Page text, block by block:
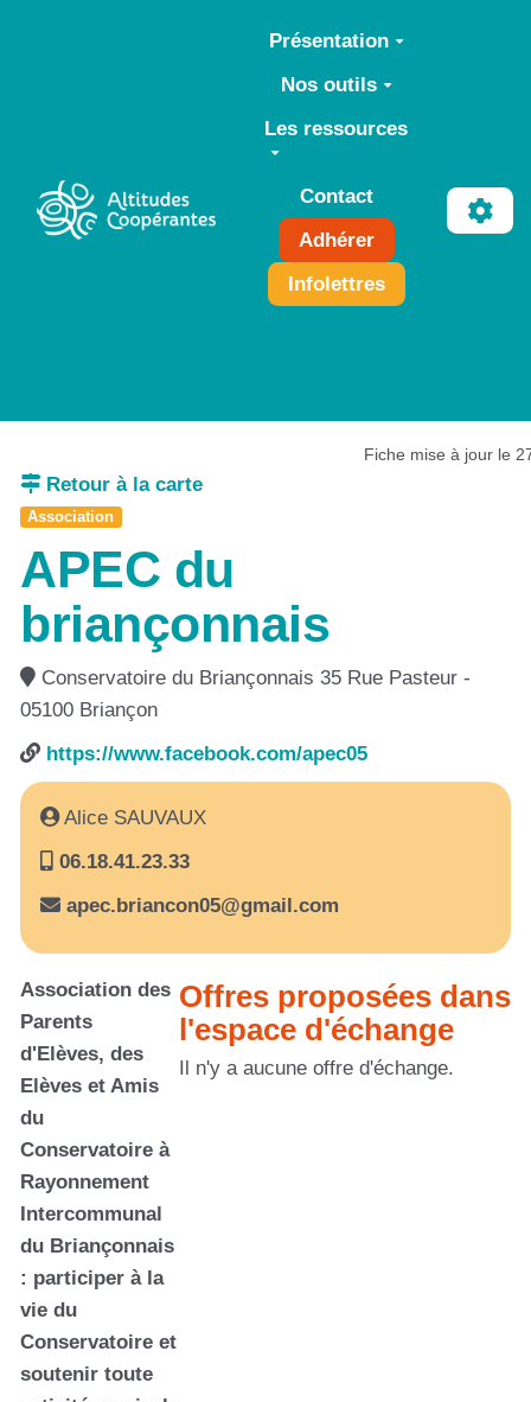
Aller au contenu principal
Présentation
Nos outils
Les ressources
Contact
Adhérer
Infolettres
Fiche mise à jour le
Retour à la carte
Association
APEC du
briançonnais
Conservatoire du Briançonnais 35 Rue Pasteur -
05100 Briançon
https://www.facebook.com/apec05
Alice SAUVAUX
06.18.41.23.33
apec.briancon05@gmail.com
Association des
Parents
d'Elèves, des
Elèves et Amis
du
Conservatoire à
Rayonnement
Intercommunal
du Briançonnais
: participer à la
vie du
Conservatoire et
soutenir toute
Offres proposées dans
l'espace d'échange
Il n'y a aucune offre d'échange.